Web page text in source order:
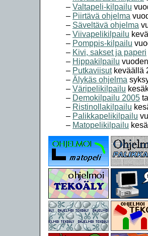
Valtapeli-kilpailu
Piirtävä ohjelma
Säveltävä ohjelma
Viivapelikilpailu
Pomppis-kilpailu
Kivi, sakset ja paperi
Hippakilpailu
Putkaviisutkeväällä
Älykäs ohjelma
Väripelikilpailu
Demokilpailu 2005
Ristinollakilpailu
Palikkapelikilpailu
Matopelikilpailu